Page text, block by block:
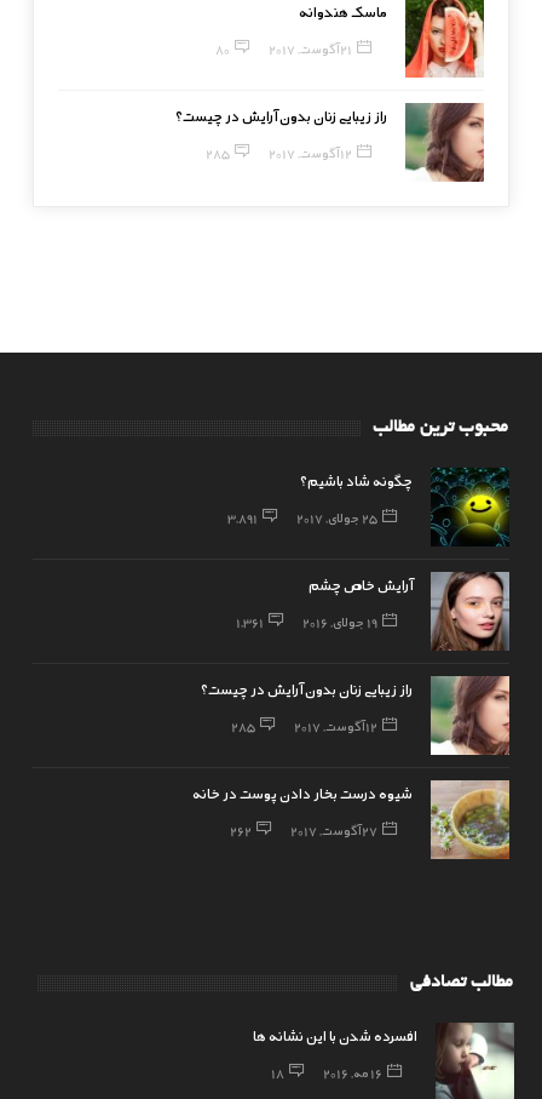
ماسک هندوانه
21 آگوست, 2017 80
راز زیبایی زنان بدون آرایش در چیست؟
12 آگوست, 2017 285
محبوب ترین مطالب
چگونه شاد باشیم؟
25 جولای, 2017 3,891
آرایش خاص چشم
19 جولای, 2016 1,361
راز زیبایی زنان بدون آرایش در چیست؟
12 آگوست, 2017 285
شیوه درست بخار دادن پوست در خانه
27 آگوست, 2017 262
مطالب تصادفی
افسرده شدن با این نشانه ها
16 مه, 2016 18